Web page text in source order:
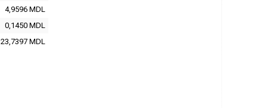
4,9596 MDL
0,1450 MDL
23,7397 MDL